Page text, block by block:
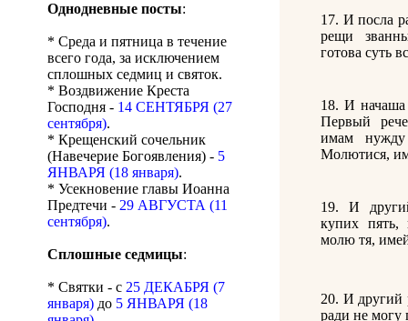
Однодневные посты:
* Среда и пятница в течение
всего года, за исключением
сплошных седмиц и святок.
* Воздвижение Креста
Господня - 14 СЕНТЯБРЯ (27
сентября).
* Крещенский сочельник
(Навечерие Богоявления) - 5
ЯНВАРЯ (18 января).
* Усекновение главы Иоанна
Предтечи - 29 АВГУСТА (11
сентября).
Сплошные седмицы:
* Святки - с 25 ДЕКАБРЯ (7
января) до 5 ЯНВАРЯ (18
17. И посла
рещи
готова суть
18. И начаша
Первый
имам
Молютися,
19. И
купих пять,
молю тя,
20. И другий
ради не могу